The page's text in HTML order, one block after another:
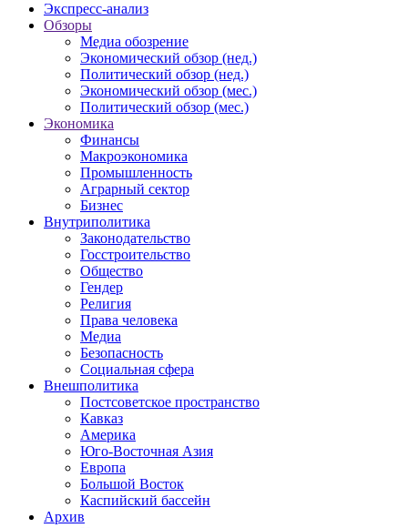
Экспресс-анализ
Обзоры
Медиа обозрение
Экономический обзор (нед.)
Политический обзор (нед.)
Экономический обзор (мес.)
Политический обзор (мес.)
Экономика
Финансы
Макроэкономика
Промышленность
Аграрный сектор
Бизнес
Внутриполитика
Законодательство
Госстроительство
Общество
Гендер
Религия
Права человека
Медиа
Безопасность
Социальная сфера
Внешполитика
Постсоветское пространство
Кавказ
Америка
Юго-Восточная Азия
Европа
Большой Восток
Каспийский бассейн
Архив